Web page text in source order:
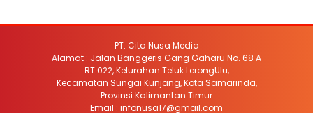
PT. Cita Nusa Media
Alamat : Jalan Banggeris Gang Gaharu No. 68 A
RT.022, Kelurahan Teluk LerongUlu,
Kecamatan Sungai Kunjang, Kota Samarinda,
Provinsi Kalimantan Timur
Email : infonusa17@gmail.com